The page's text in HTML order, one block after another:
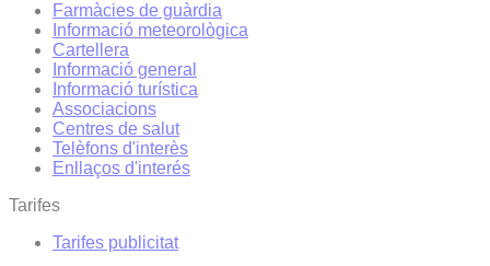
Farmàcies de guàrdia
Informació meteorològica
Cartellera
Informació general
Informació turística
Associacions
Centres de salut
Telèfons d'interès
Enllaços d'interés
Tarifes
Tarifes publicitat